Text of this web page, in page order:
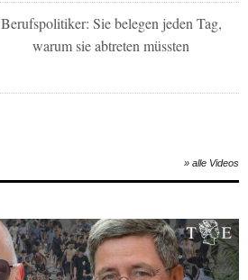
Berufspolitiker: Sie belegen jeden Tag,
warum sie abtreten müssten
» alle Videos